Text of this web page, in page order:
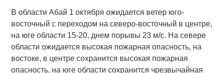
В области Абай 1 октября ожидается ветер юго-
восточный с переходом на северо-восточный в центре,
на юге области 15-20, днем порывы 23 м/с. На севере
области ожидается высокая пожарная опасность, на
востоке, в центре сохранится высокая пожарная
опасность, на юге области сохранится чрезвычайная